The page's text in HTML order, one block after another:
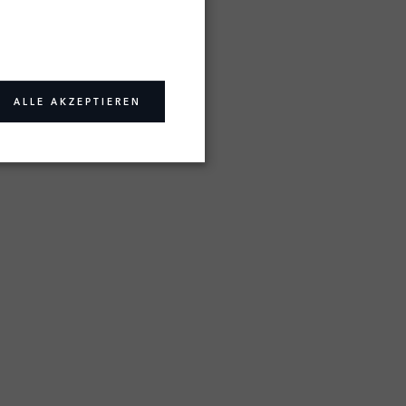
ALLE AKZEPTIEREN